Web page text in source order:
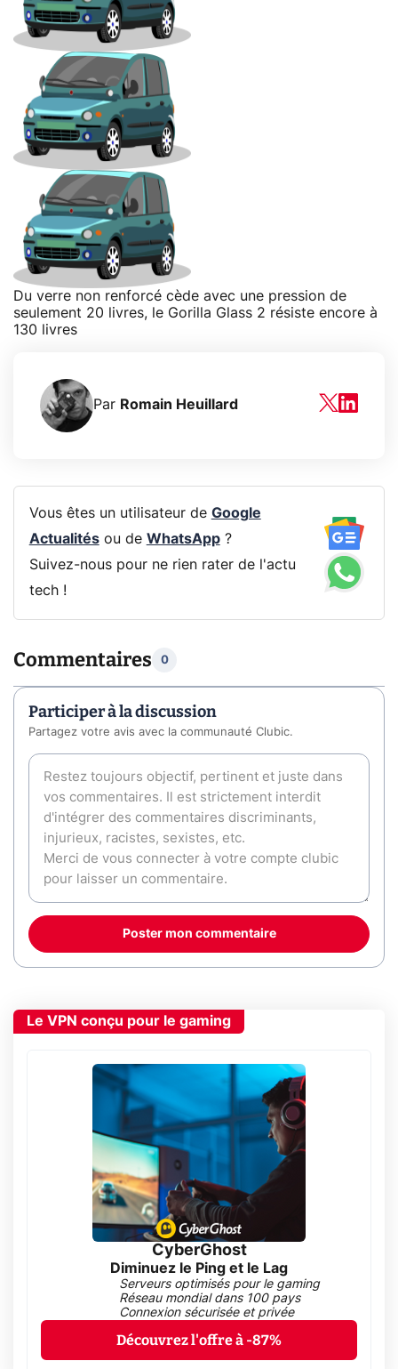
Du verre non renforcé cède avec une pression de
seulement 20 livres, le Gorilla Glass 2 résiste encore à
130 livres
Par Romain Heuillard
Vous êtes un utilisateur de Google
Actualitésou de WhatsApp?
Suivez-nous pour ne rien rater de l'actu
tech !
Commentaires 0
Participer à la discussion
Partagez votre avis avec la communauté Clubic.
Poster mon commentaire
Le VPN conçu pour le gaming
CyberGhost
Diminuez le Ping et le Lag
Serveurs optimisés pour le gaming
Réseau mondial dans 100 pays
Connexion sécurisée et privée
Découvrez l'offre à -87%